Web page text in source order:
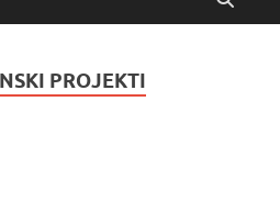
PROJEKTI